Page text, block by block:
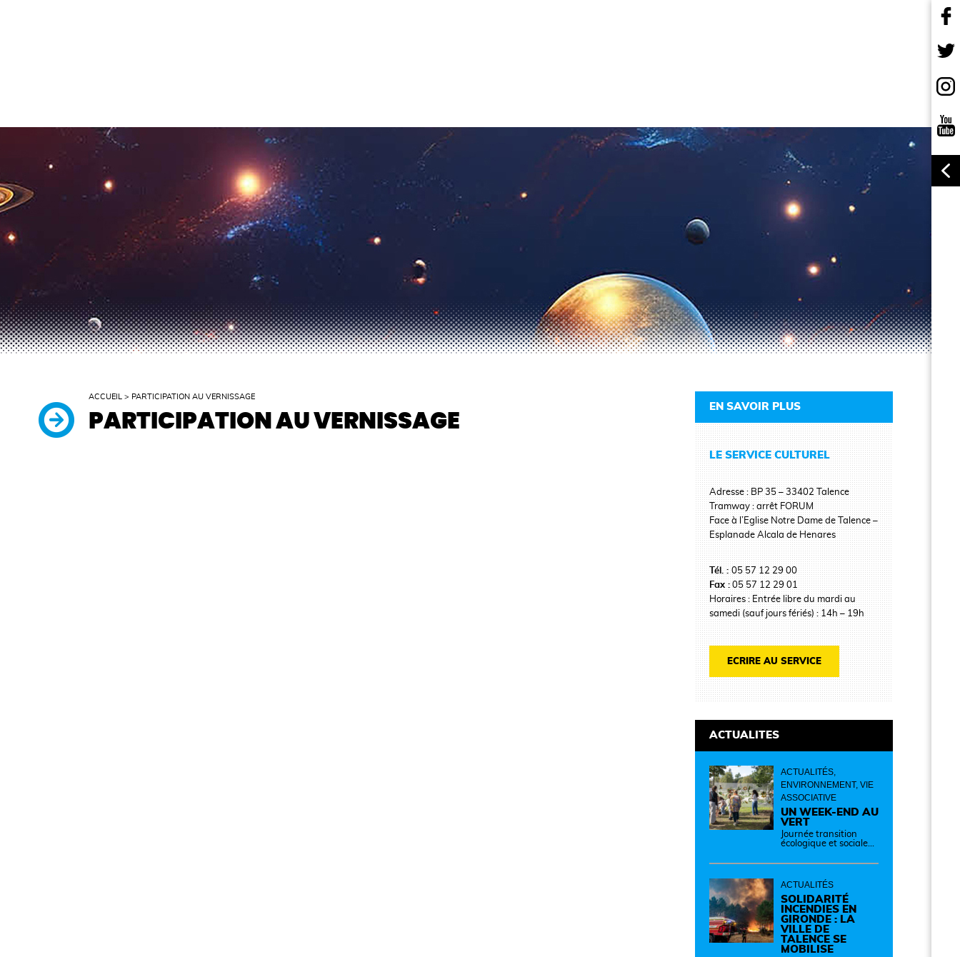
ACCUEIL > PARTICIPATION AU VERNISSAGE
PARTICIPATION AU VERNISSAGE
EN SAVOIR PLUS
LE SERVICE CULTUREL
Adresse : BP 35 – 33402 Talence
Tramway : arrêt FORUM
Face à l’Eglise Notre Dame de Talence –
Esplanade Alcala de Henares
Tél. :05 57 12 29 00
Fax :05 57 12 29 01
Horaires : Entrée libre du mardi au
samedi (sauf jours fériés) : 14h – 19h
ECRIRE AU SERVICE
ACTUALITES
ACTUALITÉS,
ENVIRONNEMENT, VIE
ASSOCIATIVE
UN WEEK-END AU
VERT
Journée transition
écologique et sociale
de 14h à 19h Des
des rencontres pour
passer à l'action !
Cette journée réunit
de nombreux
partenaires autour
d'initiatives concrètes
pour un territoire plus
durable et solidaire.
ACTUALITÉS
SOLIDARITÉ
INCENDIES EN
GIRONDE : LA
VILLE DE
TALENCE SE
MOBILISE